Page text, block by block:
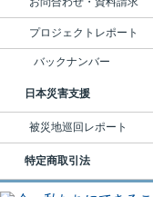
プロジェクトレポート
バックナンバー
日本災害支援
被災地巡回レポート
特定商取引法